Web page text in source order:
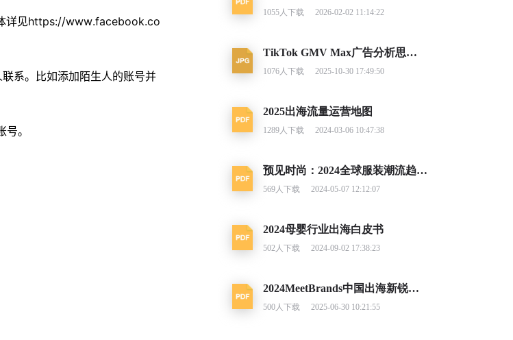
详见https://www.facebook.co
系。比如添加陌生人的账号并
。
1055人下载 2026-02-02 11:14:22
TikTok GMV Max广告分析思路及调整建议
1076人下载 2025-10-30 17:49:50
2025出海流量运营地图
1289人下载 2024-03-06 10:47:38
预见时尚：2024全球服装潮流趋势洞察
569人下载 2024-05-07 12:12:07
2024母婴行业出海白皮书
502人下载 2024-09-02 17:38:23
2024MeetBrands中国出海新锐消费品牌榜单报告
500人下载 2025-06-30 10:21:55